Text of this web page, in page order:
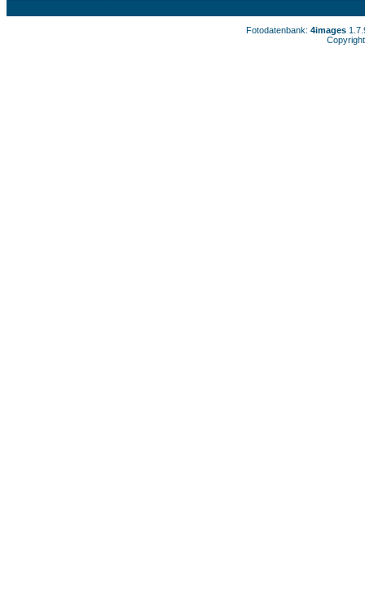
Fotodatenbank: 4images